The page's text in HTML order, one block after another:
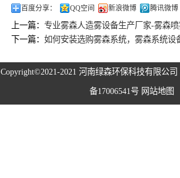
百度分享： QQ空间 新浪微博 腾讯微博
上一篇：专业雾森人造雾设备生产厂家-雾森喷雾造景设
下一篇：如何安装选购雾森系统，雾森系统设
Copyright©2021-2021 河南绿森环保科技有限公司
备17006541号 网站地图
降尘喷雾设备
小区喷雾设备
高空除尘雾桩